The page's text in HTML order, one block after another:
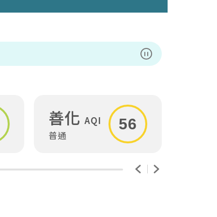
暫停播放
善化 AQI
普通
56